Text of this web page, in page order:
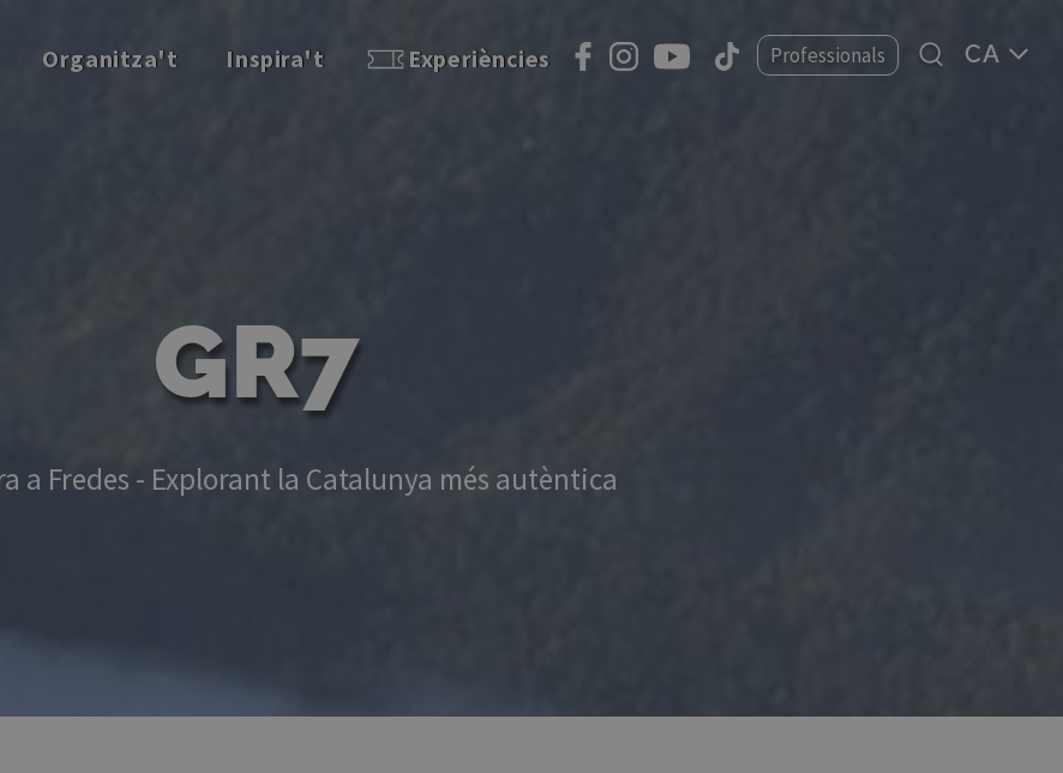
Organitza't Inspira't Experiències Professionals
Select
your
GR7
a Fredes - Explorant la Catalunya més autèntica